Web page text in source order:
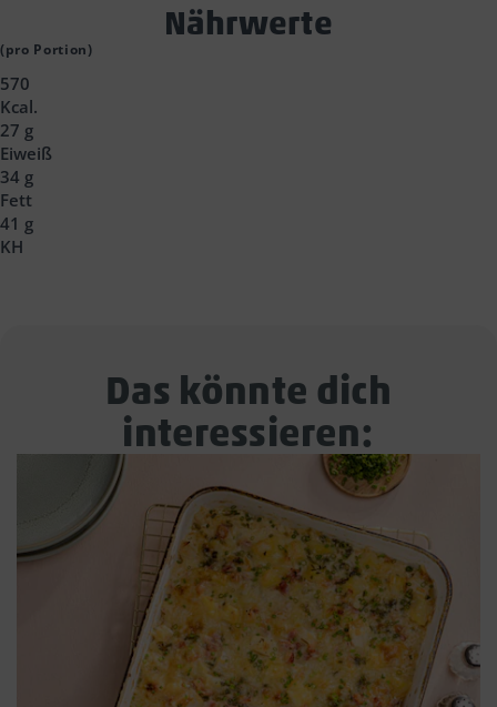
Block
Headline
Nährwerte
(pro Portion)
570
Kcal.
27 g
Eiweiß
34 g
Fett
41 g
KH
Das könnte dich
interessieren: